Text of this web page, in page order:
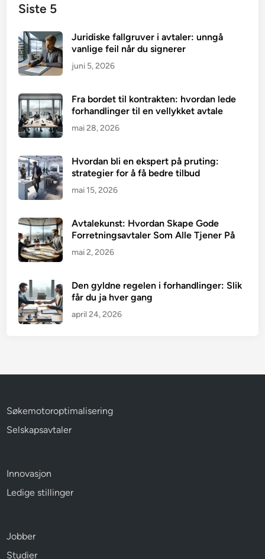
Siste 5
Juridiske fallgruver i avtaler: unngå
vanlige feil når du signerer
juni 5, 2026
Fra bordet til kontrakten: hvordan lede
forhandlinger til en vellykket avtale
mai 28, 2026
Hvordan bli en ekspert på pruting:
strategier for å få bedre tilbud
mai 15, 2026
Avtalekunst: Hvordan Skape Gode
Forretningsavtaler Som Alle Tjener På
mai 2, 2026
Den gyldne regelen i forhandlinger: Slik
får du ja hver gang
april 24, 2026
Søkemotoroptimalisering
Selskapsavtaler
Innovasjon
Ledige stillinger
Jobber
Studier